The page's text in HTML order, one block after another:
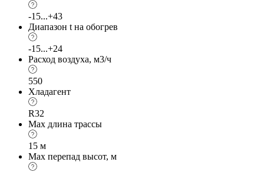
-15...+43
Диапазон t на обогрев
-15...+24
Расход воздуха, м3/ч
550
Хладагент
R32
Max длина трассы
15 м
Max перепад высот, м